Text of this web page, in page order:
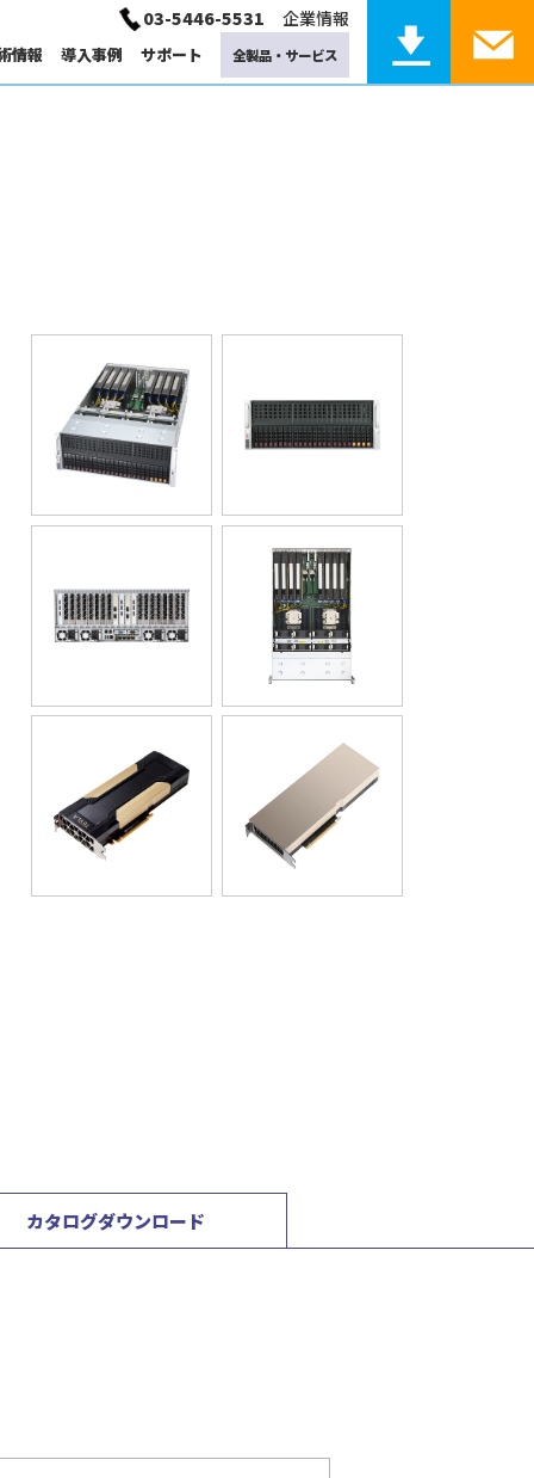
03-5446-5531 企業情報
GPU / Network / other
電磁界
GPGPU
分散ファイルシステム
情報 導入事例 サポート 全製品・サービス
カタログダウンロード